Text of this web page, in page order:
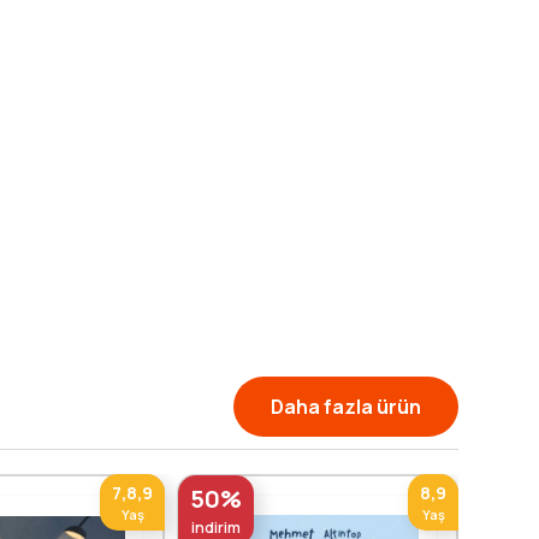
Daha fazla ürün
7,8,9
Yaş 50%
indirim
8,9
Yaş